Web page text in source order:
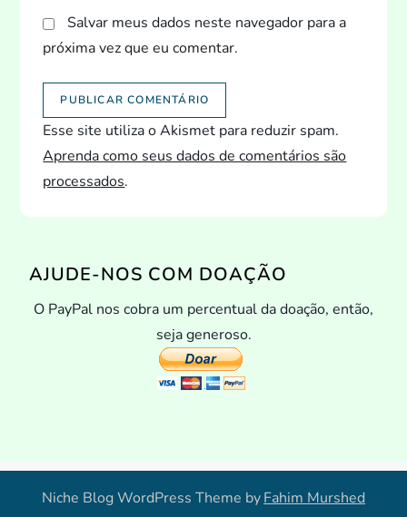
Salvar meus dados neste navegador para a
próxima vez que eu comentar.
Esse site utiliza o Akismet para reduzir spam.
Aprenda como seus dados de comentários são
processados.
AJUDE-NOS COM DOAÇÃO
O PayPal nos cobra um percentual da doação, então,
seja generoso.
Niche Blog WordPress Theme byFahim Murshed